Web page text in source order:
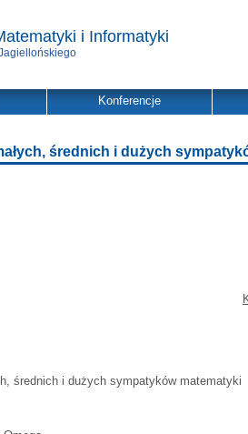
i Informatyki
Konferencje
średnich i dużych
średnich i dużych sympatyków matematyki